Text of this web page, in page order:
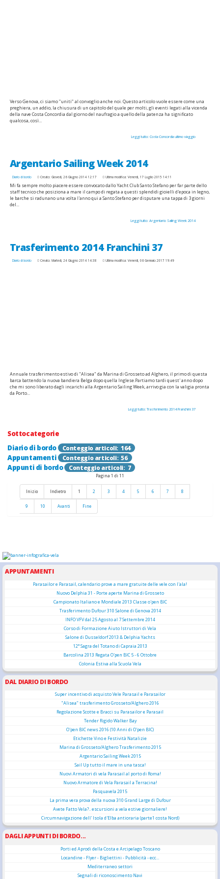
Verso Genova, ci siamo "uniti" al convoglio anche noi. Questo articolo vuole essere come una
preghiera, un addio, la chiusura di un capitolo del quale per molti, gli eventi legati alla vicenda
della nave Costa Concordia dal giorno del naufragio a quello della patenza ha significato
qualcosa, così...
Leggi tutto: Costa Concordia ultimo viaggio
Argentario Sailing Week 2014
Diario di bordo Creato: Giovedì, 26 Giugno 2014 12:17 Ultima modifica: Venerdì, 17 Luglio 2015 14:11
Mi fa sempre molto piacere essere convocato dallo Yacht Club Santo Stefano per far parte dello
staff tecnico che posiziona a mare il campo di regata a questi splendidi gioielli d'epoca in legno,
le barche si radunano una volta l'anno qui a Santo Stefano per disputare una tappa di 3 giorni
del...
Leggi tutto: Argentario Sailing Week 2014
Trasferimento 2014 Franchini 37
Diario di bordo Creato: Martedì, 24 Giugno 2014 14:38 Ultima modifica: Venerdì, 06 Gennaio 2017 19:49
Annuale trasferimento estivo di "Alisea" da Marina di Grosseto ad Alghero, il primo di questa
barca battendo la nuova bandiera Belga dopo quella Inglese.Partiamo tardi quest' anno dopo
che mi sono liberato dagli incarichi alla Argentario Sailing Week, arrivo gia con la valigia pronta
da Porto...
Leggi tutto: Trasferimento 2014 Franchini 37
Sottocategorie
Diario di bordo
Conteggio articoli: 164
Appuntamenti Conteggio articoli: 56
Appunti di bordo Conteggio articoli: 7
Pagina 1 di 11
Inizio Indietro 1 2 3 4 5 6 7 8
9 10 Avanti Fine
APPUNTAMENTI
Parasailor e Parasail, calendario prove a mare gratuite delle vele con l'ala!
Nuovo Delphia 31 - Porte aperte Marina di Grosseto
Campionato Italiano e Mondiale 2013 Classe o'pen BIC
Trasferimento Dufour 310 Salone di Genova 2014
INFO VFV dal 25 Agosto al 7 Settembre 2014
Corso di Formazione Aiuto Istruttori di Vela
Salone di Dusseldorf 2013 & Delphia Yachts
12° Sagra del Totano di Capraia 2013
Barcolina 2013 Regata O'pen BIC 5 - 6 Ottobre
Colonia Estiva alla Scuola Vela
DAL DIARIO DI BORDO
Super incentivo di acquisto Vele Parasail e Parasailor
"Alisea" trasferimento Grosseto/Alghero 2016
Regolazione Scotte e Bracci su Parasailor e Parasail
Tender Rigido Walker Bay
O'pen BIC news 2016 (10 Anni di O'pen BIC)
Etichette Vino e Festività Natalizie
Marina di Grosseto/Alghero Trasferimento 2015
Argentario Sailing Week 2015
Sail Up tutto il mare in una tasca!
Nuovi Armatori di vela Parasail al porto di Roma!
Nuovo Armatore di Vela Parasail a Terracina!
Pasquavela 2015
La prima vera prova della nuova 310 Grand Large di Dufour
Avete Fatto Vela?.. escursioni a vela estive giornaliere!
Circumnavigazione dell' Isola d'Elba antioraria (parte1 costa Nord)
DAGLI APPUNTI DI BORDO...
Porti ed Aprodi della Costa e Arcipelago Toscano
Locandine - Flyer - Bigliettini - Pubblicità - ecc...
Mediterraneo settori
Segnali di riconoscimento Navi